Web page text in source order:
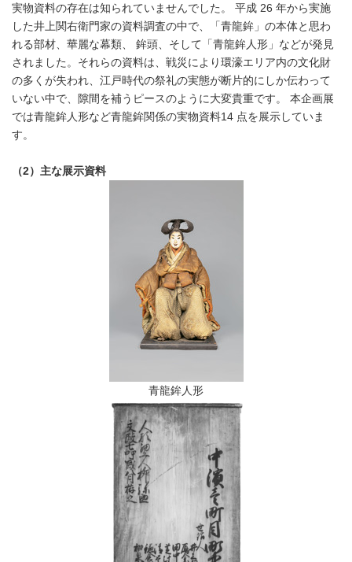
実物資料の存在は知られていませんでした。 平成 26 年から実施
した井上関右衛門家の資料調査の中で、「青龍鉾」の本体と思わ
れる部材、華麗な幕類、 鉾頭、そして「青龍鉾人形」などが発見
されました。それらの資料は、戦災により環濠エリア内の文化財
の多くが失われ、江戸時代の祭礼の実態が断片的にしか伝わって
いない中で、隙間を補うピースのように大変貴重です。 本企画展
では青龍鉾人形など青龍鉾関係の実物資料14 点を展示していま
す。
（2）主な展示資料
青龍鉾人形